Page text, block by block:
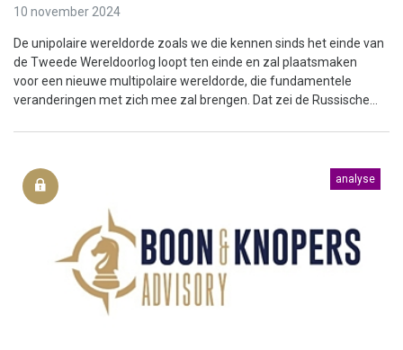
10 november 2024
De unipolaire wereldorde zoals we die kennen sinds het einde van
de Tweede Wereldoorlog loopt ten einde en zal plaatsmaken
voor een nieuwe multipolaire wereldorde, die fundamentele
veranderingen met zich mee zal brengen. Dat zei de Russische...
analyse